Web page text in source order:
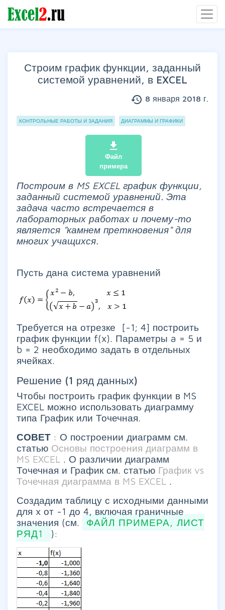
Строим график функции, заданный
системой уравнений, в EXCEL
history 8 января 2018 г.
Группы статей
КОНТРОЛЬНЫЕ РАБОТЫ И ЗАДАНИЯ ДИАГРАММЫ И ГРАФИКИ
file_download
Файл
примера
Построим в MS EXCEL график функции,
заданный системой уравнений. Эта
задача часто встречается в
лабораторных работах и почему-то
является "камнем преткновения" для
многих учащихся.
Пусть дана система уравнений
Требуется на отрезке [-1; 4] построить
график функции f(x). Параметры a = 5 и
b = 2 необходимо задать в отдельных
ячейках.
Решение (1 ряд данных)
Чтобы построить график функции в MS
EXCEL можно использовать диаграмму
типа График или Точечная.
СОВЕТ : О построении диаграмм см.
статью Основы построения диаграмм в
MS EXCEL . О различии диаграмм
Точечная и График см. статью График vs
Точечная диаграмма в MS EXCEL .
Создадим таблицу с исходными данными
для x от -1 до 4, включая граничные
значения (см.
ФАЙЛ ПРИМЕРА, ЛИСТ
РЯД1
):